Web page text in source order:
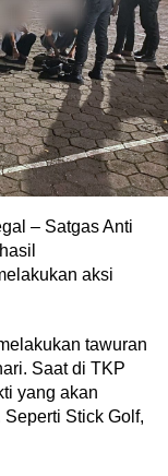
– Satgas Anti
aksi
tawuran
Saat di TKP
yang akan
Stick Golf,